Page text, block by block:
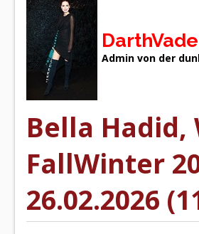
Admin von der
Bella
FallWinter
26.02.2026